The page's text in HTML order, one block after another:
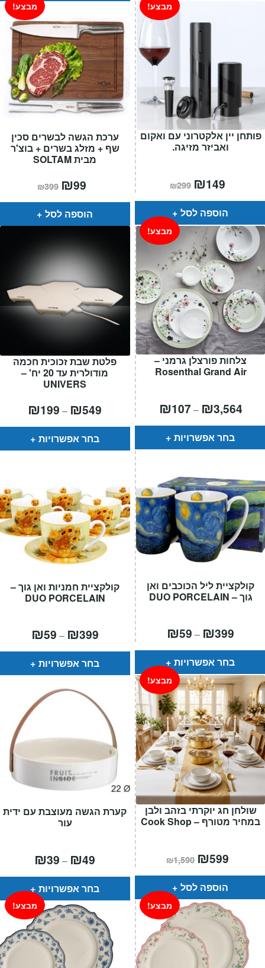
ערכת הגשה לבשרים סכין
שף + מזלג בשרים + בוצ'ר
מבית SOLTAM
מבצע!
₪399 המחיר
המקורי
היה:
₪399.
₪99
הוא:
הוספה לסל
פותחן יין אלקטרוני עם ואקום
ואביזר מזיגה.
מבצע!
₪299 המחיר
המקורי
היה:
₪299.
₪149
הוא:
הוספה לסל
פלטת שבת זכוכית חכמה
מודולרית עד 20 יח' –
UNIVERS
₪199 – ₪549
⁦₪199⁩
בחר אפשרויות
צלחות פורצלן גרמני –
Rosenthal Grand Air
מבצע!
₪107– ₪3,564
⁦₪107⁩
בחר אפשרויות
קולקציית חמניות ואן גוך –
DUO PORCELAIN
₪59 – ₪399טווח
מחירים:
⁦₪59⁩
עדבחר אפשרויות
קולקציית ליל הכוכבים ואן
גוך – DUO PORCELAIN
₪59 – ₪399
⁦₪59⁩
בחר אפשרויות
קערת הגשה מעוצבת עם ידית
עור
₪39 – ₪49
⁦₪39⁩
עד
בחר אפשרויות
שולחן חג יוקרתי בזהב ולבן
במחיר מטורף – Cook Shop
מבצע!
₪1,590 המחיר
המקורי
היה:
₪599
הוא:
הוספה לסל
מבצע! מבצע!